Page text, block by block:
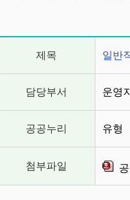
제목 일반
담당부서 운영
공공누리 유형
첨부파일